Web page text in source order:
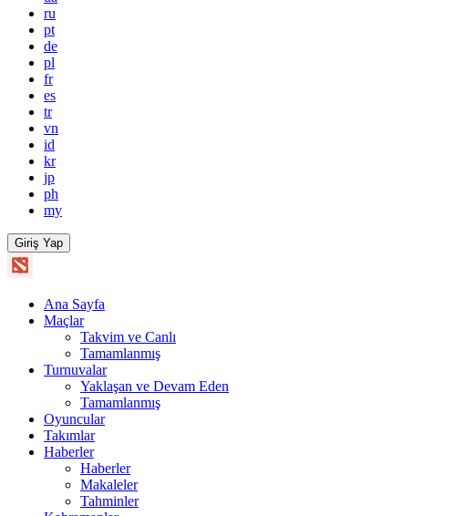
ru
pt
de
pl
fr
es
tr
vn
id
kr
jp
ph
my
Giriş Yap
Ana Sayfa
Maçlar
Takvim ve Canlı
Tamamlanmış
Turnuvalar
Yaklaşan ve Devam Eden
Tamamlanmış
Oyuncular
Takımlar
Haberler
Haberler
Makaleler
Tahminler